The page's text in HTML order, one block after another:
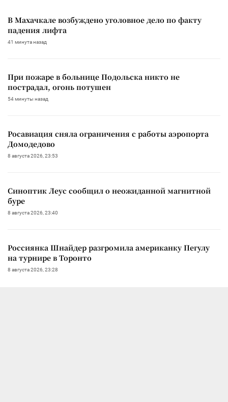
В Махачкале возбуждено уголовное дело по факту
падения лифта
41 минута назад
При пожаре в больнице Подольска никто не
пострадал, огонь потушен
54 минуты назад
Росавиация сняла ограничения с работы аэропорта
Домодедово
8 августа 2026, 23:53
Синоптик Леус сообщил о неожиданной магнитной
буре
8 августа 2026, 23:40
Россиянка Шнайдер разгромила американку Пегулу
на турнире в Торонто
8 августа 2026, 23:28